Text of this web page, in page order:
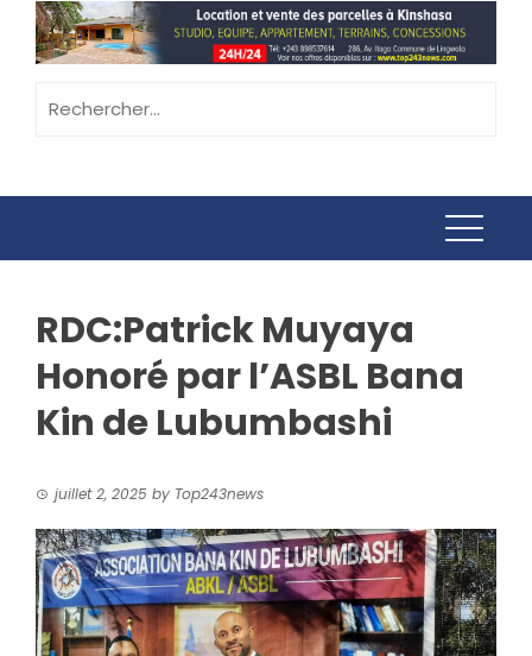
RDC:Patrick Muyaya
Honoré par l’ASBL Bana
Kin de Lubumbashi
juillet 2, 2025 by Top243news